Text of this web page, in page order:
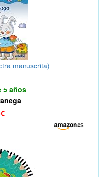
manuscrita)
5 años